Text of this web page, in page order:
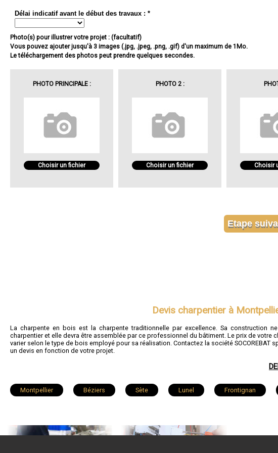
Délai indicatif avant le début des travaux : *
Photo(s) pour illustrer votre projet : (facultatif)
Vous pouvez ajouter jusqu'à 3 images (.jpg, .jpeg, .png, .gif) d'un maximum de 1Mo.
Le téléchargement des photos peut prendre quelques secondes.
PHOTO PRINCIPALE :
Choisir un fichier
PHOTO 2 :
Choisir un fichier Choisir
Devis charpentier à
La charpente en bois est la charpente traditionnelle par excellence. Sa construction
charpentier et elle devra être assemblée par ce professionnel du bâtiment. Le prix de votre
varier selon le type de bois employé pour sa réalisation. Contactez la société
un devis en fonction de votre projet.
Montpellier Béziers Sète Lunel Frontignan
Bédarieux Sérignan Juvignac Balaruc-les-Bains